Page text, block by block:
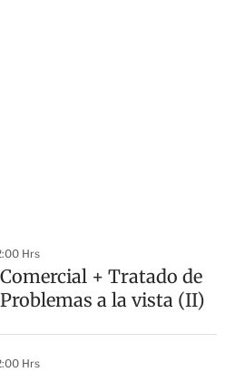
Hrs
+ Tratado de
a la vista (II)
Hrs